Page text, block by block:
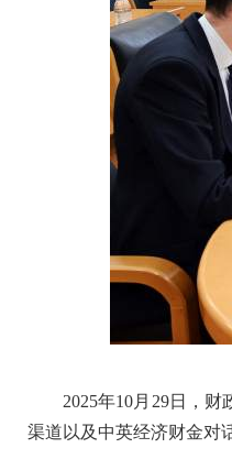
2025年10月29日，财政
渠道以及中英经济财金对